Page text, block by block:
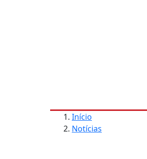
Início
Notícias